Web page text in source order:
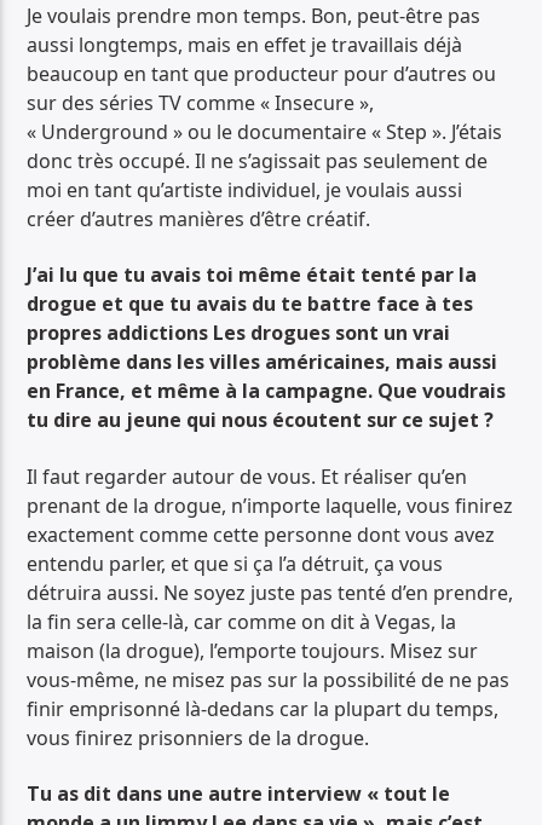
Je voulais prendre mon temps. Bon, peut-être pas
aussi longtemps, mais en effet je travaillais déjà
beaucoup en tant que producteur pour d’autres ou
sur des séries TV comme « Insecure »,
« Underground » ou le documentaire « Step ». J’étais
donc très occupé. Il ne s’agissait pas seulement de
moi en tant qu’artiste individuel, je voulais aussi
créer d’autres manières d’être créatif.
J’ai lu que tu avais toi même était tenté par la
drogue et que tu avais du te battre face à tes
propres addictions Les drogues sont un vrai
problème dans les villes américaines, mais aussi
en France, et même à la campagne. Que voudrais
tu dire au jeune qui nous écoutent sur ce sujet ?
Il faut regarder autour de vous. Et réaliser qu’en
prenant de la drogue, n’importe laquelle, vous finirez
exactement comme cette personne dont vous avez
entendu parler, et que si ça l’a détruit, ça vous
détruira aussi. Ne soyez juste pas tenté d’en prendre,
la fin sera celle-là, car comme on dit à Vegas, la
maison (la drogue), l’emporte toujours. Misez sur
vous-même, ne misez pas sur la possibilité de ne pas
finir emprisonné là-dedans car la plupart du temps,
vous finirez prisonniers de la drogue.
Tu as dit dans une autre interview « tout le